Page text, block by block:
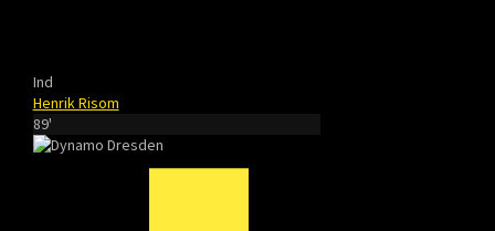
Ind
Henrik Risom
89'